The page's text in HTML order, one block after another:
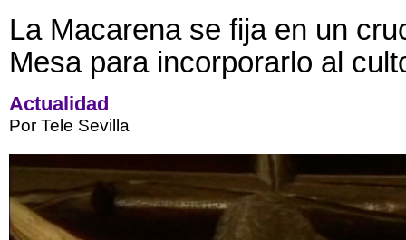
La Macarena se fija en un
Mesa para incorporarlo al
Actualidad
Por Tele Sevilla